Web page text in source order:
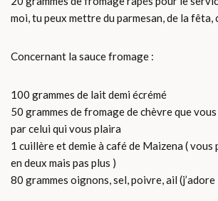
moi, tu peux mettre du parmesan, de la fêta,
Concernant la sauce fromage :
100 grammes de lait demi écrémé
50 grammes de fromage de chèvre que
par celui qui vous plaira
1 cuillère et demie à café de Maizena (
en deux mais pas plus )
80 grammes oignons, sel, poivre, ail